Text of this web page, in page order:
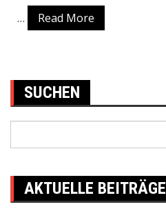
…
Read More
SUCHEN
AKTUELLE BEITRÄGE